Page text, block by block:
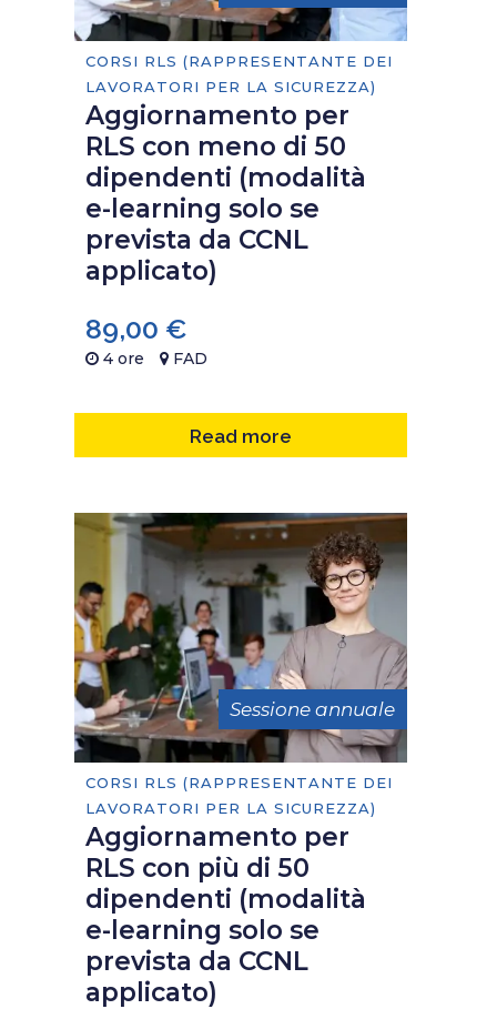
CORSI RLS (RAPPRESENTANTE DEI
LAVORATORI PER LA SICUREZZA)
Aggiornamento per
RLS con meno di 50
dipendenti (modalità
e-learning solo se
prevista da CCNL
applicato)
89,00 €
4 ore FAD
Read more
Sessione annuale
CORSI RLS (RAPPRESENTANTE DEI
LAVORATORI PER LA SICUREZZA)
Aggiornamento per
RLS con più di 50
dipendenti (modalità
e-learning solo se
prevista da CCNL
applicato)